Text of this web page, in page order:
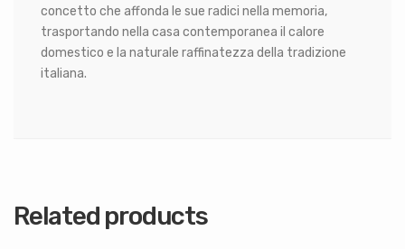
concetto che affonda le sue radici nella memoria,
trasportando nella casa contemporanea il calore
domestico e la naturale raffinatezza della tradizione
italiana.
Related products